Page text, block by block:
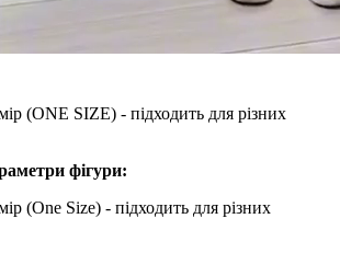
(ONE SIZE) - підходить для різних
фігури:
(One Size) - підходить для різних